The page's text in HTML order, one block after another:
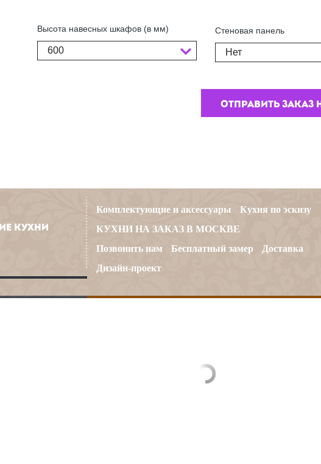
Высота навесных шкафов (в мм)
600
Стеновая панель
Нет
КУХНИ
Комплектующие и аксессуары
Кухня по эскизу
КУХНИ НА ЗАКАЗ В МОСКВЕ
Позвонить нам
Бесплатный замер
Доставка
Дизайн-проект